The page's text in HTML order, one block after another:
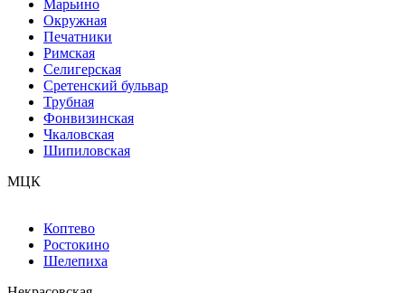
Марьино
Окружная
Печатники
Римская
Селигерская
Сретенский бульвар
Трубная
Фонвизинская
Чкаловская
Шипиловская
МЦК
Коптево
Ростокино
Шелепиха